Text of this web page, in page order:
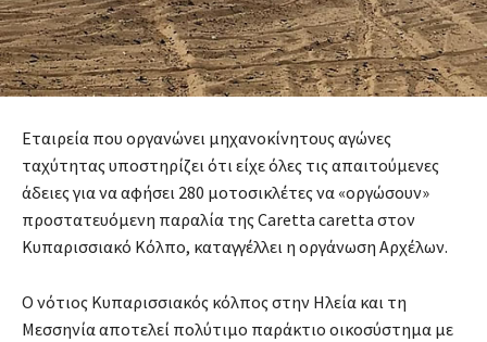
Εταιρεία που οργανώνει μηχανοκίνητους αγώνες
ταχύτητας υποστηρίζει ότι είχε όλες τις απαιτούμενες
άδειες για να αφήσει 280 μοτοσικλέτες να «οργώσουν»
προστατευόμενη παραλία της Caretta caretta στον
Κυπαρισσιακό Κόλπο, καταγγέλλει η οργάνωση Αρχέλων.
Ο νότιος Κυπαρισσιακός κόλπος στην Ηλεία και τη
Μεσσηνία αποτελεί πολύτιμο παράκτιο οικοσύστημα με